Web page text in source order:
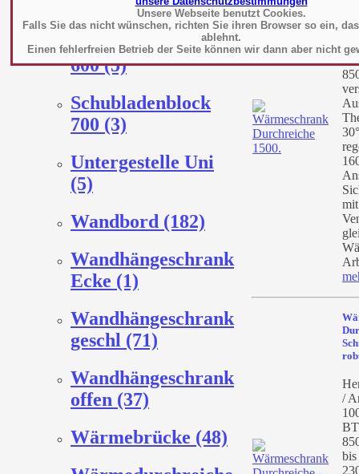
Unsere Webseite benutzt Cookies.
Falls Sie das nicht wünschen, richten Sie ihren Browser so ein,
ablehnt.
Einen fehlerfreien Betrieb der Seite können wir dann aber nicht
Regale (327)
Schubladenblock
600 (5)
Schubladenblock
700 (3)
Untergestelle Uni
(5)
Wandbord (182)
Wandhängeschrank
Ecke (1)
Wandhängeschrank
geschl (71)
Wandhängeschrank
offen (37)
Wärmebrücke (48)
/